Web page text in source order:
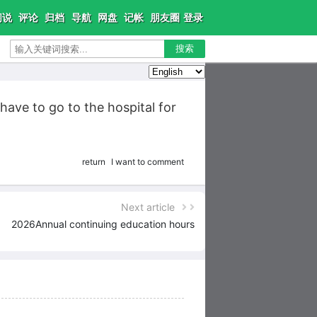
说 评论 归档 导航 网盘 记帐 朋友圈 登录
搜索
to go to the hospital for
return I want to comment
Next article
2026Annual continuing education hours